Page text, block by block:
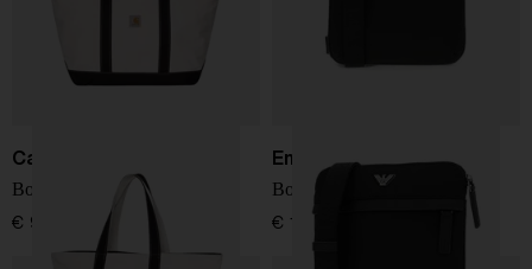
Carhartt WIP
Borsa tote da spiaggia
€ 99,00
Emporio Armani
Borsa a tracolla logo
€ 190,00